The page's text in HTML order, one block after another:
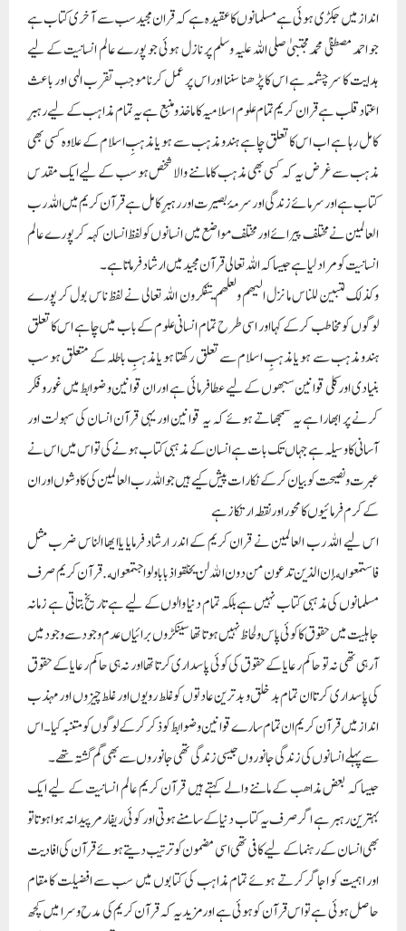
انداز میں جکڑی ہوئی ہے مسلمانوں کا عقیدہ ہے کہ قران مجید سب سے آخری کتاب ہے
جو احمد مصطفیٰ محمد مجتبیٰ صلی اللہ علیہ وسلم پر نازل ہوئی جو پورے عالم انسانیت کے لیے
ہدایت کا سرچشمہ ہے اس کا پڑھنا سننا اور اس پر عمل کرنا موجب تقرب الہی اور باعث
اعتماد قلب ہے قران کریم تمام علوم اسلامیہ کا ماخذ و منبع ہے یہ تمام مذاہب کے لیے رہبرِ
کامل رہا ہے اب اس کا تعلق چاہے ہندو مذہب سے ہو یا مذہبِ اسلام کے علاوہ کسی بھی
مذہب سے غرض یہ کہ کسی بھی مذہب کا ماننے والا شخص ہو سب کے لیے ایک مقدس
کتاب ہے اور سرمائے زندگی اور سرمۂ بصیرت اور رہبرِ کامل ہے قرآن کریم میں اللہ رب
العالمین نے مختلف پیرائے اور مختلف مواضع میں انسانوں کو لفظ انسان کہہ کر پورے عالم
انسانیت کو مراد لیا ہے جیسا کہ اللہ تعالی قرآن مجید میں ارشاد فرماتا ہے ۔
وكذلك لتبين للناس ما نزل اليهم ولعلهم يتفكرون اللہ تعالی نے لفظ ناس بول کر پورے
لوگوں کو مخاطب کر کے کہا اور اسی طرح تمام انسانی علوم کے باب میں چاہے اس کا تعلق
ہندو مذہب سے ہو یا مذہبِ اسلام سے تعلق رکھتا ہو یا مذہبِ باطلہ کے متعلق ہو سب
بنیادی اور کلی قوانین سبھوں کے لیے عطا فرمائی ہے اور ان قوانین و ضوابط میں غور و فکر
کرنے پر ابھارا ہے یہ سمجھاتے ہوئے کہ یہ قوانین اور یہی قرآن انسان کی سہولت اور
آسانی کا وسیلہ ہے جہاں تک بات ہے انسان کے مذہبی کتاب ہونے کی تو اس میں اس نے
عبرت و نصیحت کو بیان کرکے نکارات پیش کیے ہیں جو اللہ رب العالمین کی کاوشوں اور ان
کے کرم فرمائیوں کا محور اور نقطہ ارتکاز ہے
اس لیے اللہ رب العالمین نے قران کریم کے اندر ارشاد فرمایا ياايها الناس ضرب مثل
فاستمعوا له إن الذين تدعون من دون الله لن يخلقوا ذبابا و لواجتمعوا له. قرآن کریم صرف
مسلمانوں کی مذہبی کتاب نہیں ہے بلکہ تمام دنیا والوں کے لیے ہے تاریخ بتاتی ہے زمانہ
جاہلیت میں حقوق کا کوئی پاس ولحاظ نہیں ہوتا تھا سینکڑوں برائیاں عدم وجود سے وجود میں
آرہی تھی نہ تو حاکم رعایا کے حقوق کی کوئی پاسداری کرتا تھا اور نہ ہی حاکم رعایا کے حقوق
کی پاسداری کرتا ان تمام بد خلق و بدترین عادتوں کو غلط رویوں اور غلط چیزوں اور مہذب
انداز میں قرآن کریم ان تمام سارے قوانین وضوابط کو ذکر کرکے لوگوں کو متنبہ کیا۔ اس
سے پہلے انسانوں کی زندگی جانوروں جیسی زندگی تھی جانوروں سے بھی گم گشتہ تھے۔
جیسا کہ بعض مذاھب کے ماننے والے کہتے ہیں قرآن کریم عالم انسانیت کے لیے ایک
بہترین رہبر ہے اگر صرف یہ کتاب دنیا کے سامنے ہوتی اور کوئی ریفارمر پیدا نہ ہوا ہوتا تو
بھی انسان کے رہنما کے لیے کافی تھی اسی مضمون کو ترتیب دیتے ہوئے قرآن کی افادیت
اور اہمیت کو اجاگر کرتے ہوئے تمام مذاہب کی کتابوں میں سب سے افضلیت کا مقام
حاصل ہوئی ہے تو اس قرآن کو ہوئی ہے اور مزید یہ کہ قرآن کریم کی مدح و سرا میں کچھ